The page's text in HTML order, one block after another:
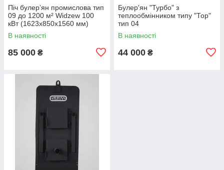
Піч булерʼян промислова тип
09 до 1200 м² Widzew 100
кВт (1623х850х1560 мм)
В наявності
85 000 ₴
Булер'ян "Турбо" з
теплообмінником типу "Тор"
тип 04
В наявності
44 000 ₴